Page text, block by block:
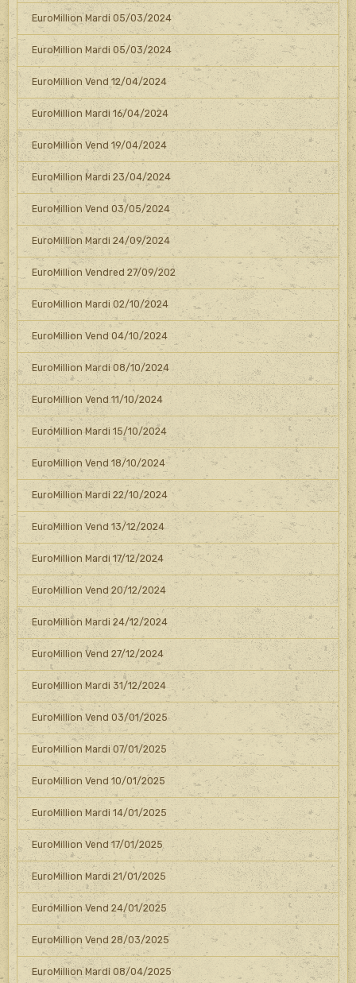
EuroMillion Mardi 05/03/2024
EuroMillion Mardi 05/03/2024
EuroMillion Vend 12/04/2024
EuroMillion Mardi 16/04/2024
EuroMillion Vend 19/04/2024
EuroMillion Mardi 23/04/2024
EuroMillion Vend 03/05/2024
EuroMillion Mardi 24/09/2024
EuroMillion Vendred 27/09/202
EuroMillion Mardi 02/10/2024
EuroMillion Vend 04/10/2024
EuroMillion Mardi 08/10/2024
EuroMillion Vend 11/10/2024
EuroMillion Mardi 15/10/2024
EuroMillion Vend 18/10/2024
EuroMillion Mardi 22/10/2024
EuroMillion Vend 13/12/2024
EuroMillion Mardi 17/12/2024
EuroMillion Vend 20/12/2024
EuroMillion Mardi 24/12/2024
EuroMillion Vend 27/12/2024
EuroMillion Mardi 31/12/2024
EuroMillion Vend 03/01/2025
EuroMillion Mardi 07/01/2025
EuroMillion Vend 10/01/2025
EuroMillion Mardi 14/01/2025
EuroMillion Vend 17/01/2025
EuroMillion Mardi 21/01/2025
EuroMillion Vend 24/01/2025
EuroMillion Vend 28/03/2025
EuroMillion Mardi 08/04/2025